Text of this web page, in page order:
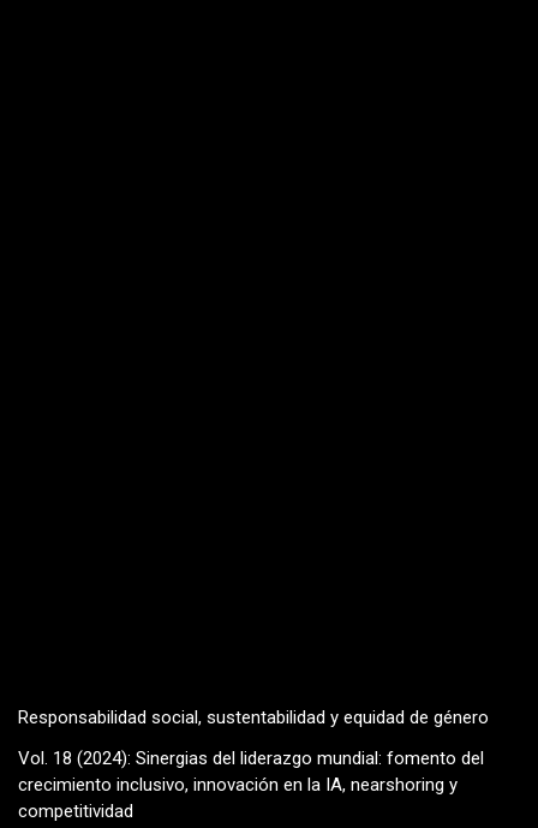
Responsabilidad social, sustentabilidad y equidad de género
Vol. 18 (2024): Sinergias del liderazgo mundial: fomento del
crecimiento inclusivo, innovación en la IA, nearshoring y
competitividad